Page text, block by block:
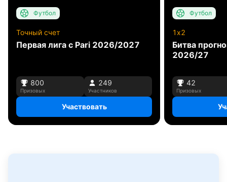
Футбол
Точный счет
Первая лига с Pari 2026/2027
800
Призовых
249
Участников
Участвовать
Футбол
1x2
Битва
2026/27
42
Призовых